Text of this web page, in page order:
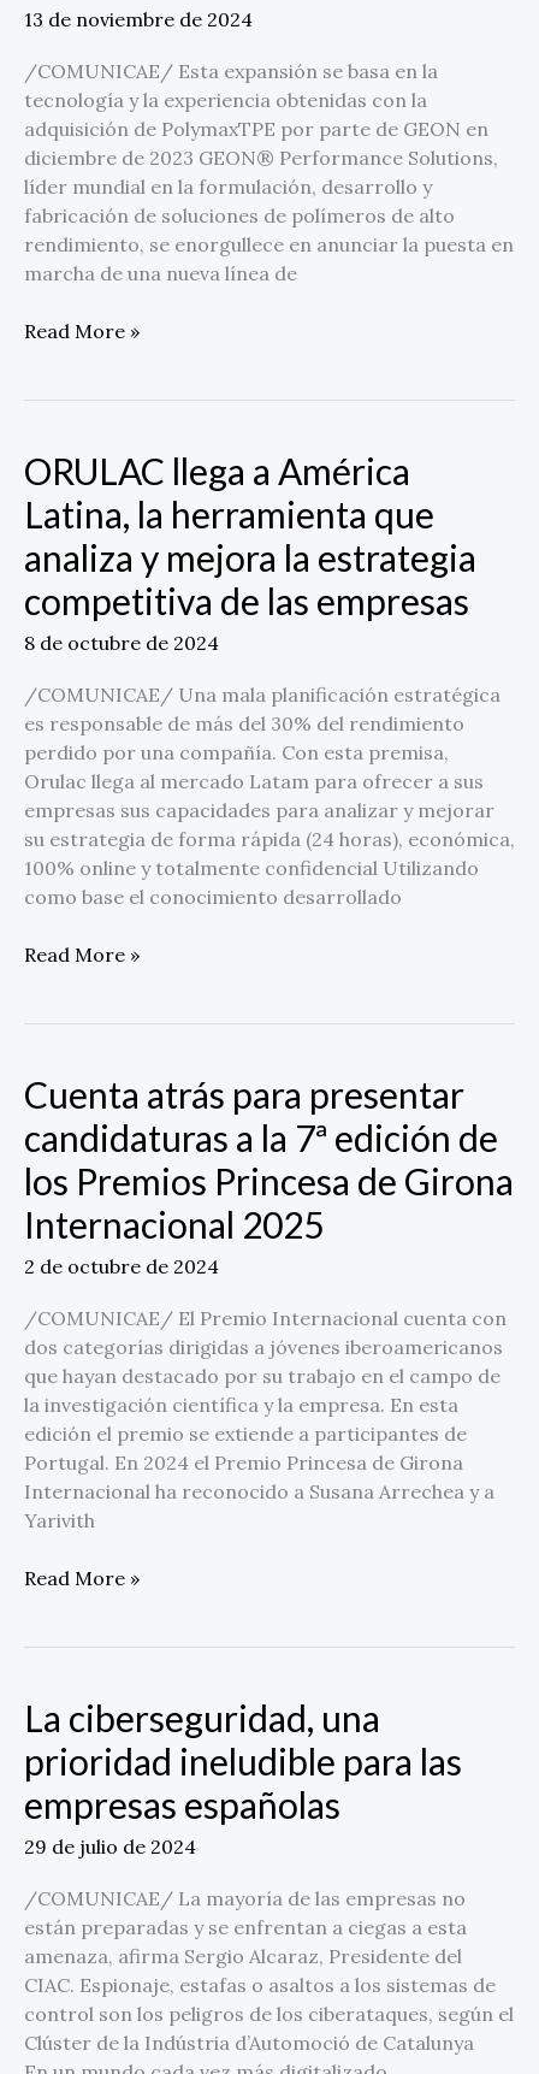
13 de noviembre de 2024
/COMUNICAE/ Esta expansión se basa en la
tecnología y la experiencia obtenidas con la
adquisición de PolymaxTPE por parte de GEON en
diciembre de 2023 GEON® Performance Solutions,
líder mundial en la formulación, desarrollo y
fabricación de soluciones de polímeros de alto
rendimiento, se enorgullece en anunciar la puesta en
marcha de una nueva línea de
Read More »
ORULAC llega a América
Latina, la herramienta que
analiza y mejora la estrategia
competitiva de las empresas
8 de octubre de 2024
/COMUNICAE/ Una mala planificación estratégica
es responsable de más del 30% del rendimiento
perdido por una compañía. Con esta premisa,
Orulac llega al mercado Latam para ofrecer a sus
empresas sus capacidades para analizar y mejorar
su estrategia de forma rápida (24 horas), económica,
100% online y totalmente confidencial Utilizando
como base el conocimiento desarrollado
ORULAC
llega
a
América
Latina,
la
herramienta
analiza
y
mejora
la
estrategia
competitiva
de
las
Read More »
Cuenta atrás para presentar
candidaturas a la 7ª edición de
los Premios Princesa de Girona
Internacional 2025
2 de octubre de 2024
/COMUNICAE/ El Premio Internacional cuenta con
dos categorías dirigidas a jóvenes iberoamericanos
que hayan destacado por su trabajo en el campo de
la investigación científica y la empresa. En esta
edición el premio se extiende a participantes de
Portugal. En 2024 el Premio Princesa de Girona
Internacional ha reconocido a Susana Arrechea y a
Yarivith
Cuenta
atrás
para
presentar
candidaturas
la
edición
de
los
Premios
Princesa
de
Girona
Internacional
Read More »
La ciberseguridad, una
prioridad ineludible para las
empresas españolas
29 de julio de 2024
/COMUNICAE/ La mayoría de las empresas no
están preparadas y se enfrentan a ciegas a esta
amenaza, afirma Sergio Alcaraz, Presidente del
CIAC. Espionaje, estafas o asaltos a los sistemas de
control son los peligros de los ciberataques, según el
Clúster de la Indústria d’Automoció de Catalunya
La
ciberseguridad,
una
prioridad
ineludible
para
empresas
españolas